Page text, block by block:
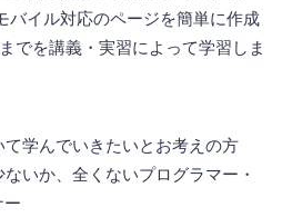
イル対応のページを簡単に作成
を講義・実習によって学習しま
学んでいきたいとお考えの方
いか、全くないプログラマー・